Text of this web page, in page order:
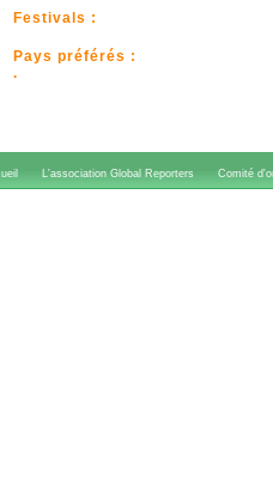
Festivals :
Pays préférés :
.
L'association Global Reporters Comité